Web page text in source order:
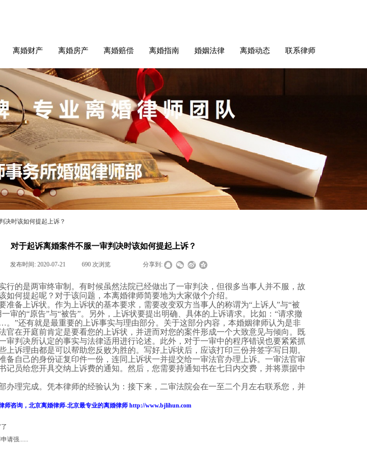
离婚财产 离婚房产 离婚赔偿 离婚指南 婚姻法律 离婚动态 联系律师
决时该如何提起上诉？
对于起诉离婚案件不服一审判决时该如何提起上诉？
发布时间: 2020-07-21 690 次浏览 分享到:
行的是两审终审制。有时候虽然法院已经做出了一审判决，但很多当事人并不服，故
如何提起呢？对于该问题，本离婚律师简要地为大家做个介绍。
准备上诉状。作为上诉状的基本要求，需要改变双方当事人的称谓为“ 上诉人 ”与“被
一审的“原告”与“被告”。另外，上诉状要提出明确、具体的上诉请求。比如： “请求撤
…。 ”还有就是最重要的上诉事实与理由部分。关于这部分内容，本婚姻律师认为是非
官在开庭前肯定是要看您的上诉状，并进而对您的案件形成一个大致意见与倾向。既
审判决所认定的事实与法律适用进行论述。此外，对于一审中的程序错误也要紧紧抓
上诉理由都是可以帮助您反败为胜的。写好上诉状后，应该打印三份并签字写日期。
备自己的身份证复印件一份，连同上诉状一并提交给一审法官办理上诉。一审法官审
记员给您开具交纳上诉费的通知。然后，您需要持通知书在七日内交费，并将票据中
办理完成。凭本律师的经验认为：接下来，二审法院会在一至二个月左右联系您，并
师咨询， 北京离婚律师-北京最专业的离婚律师 http://www.bjlihun.com
请强......